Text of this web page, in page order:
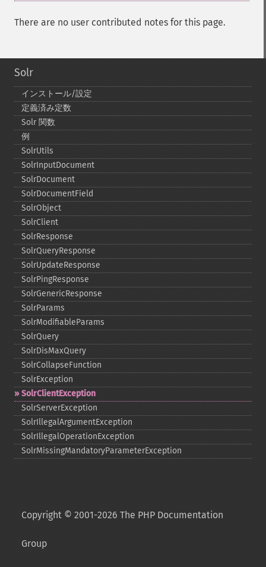
There are no user contributed notes for this page.
Solr
インストール/設定
定義済み定数
Solr 関数
例
SolrUtils
SolrInputDocument
SolrDocument
SolrDocumentField
SolrObject
SolrClient
SolrResponse
SolrQueryResponse
SolrUpdateResponse
SolrPingResponse
SolrGenericResponse
SolrParams
SolrModifiableParams
SolrQuery
SolrDisMaxQuery
SolrCollapseFunction
SolrException
SolrClientException
SolrServerException
SolrIllegalArgumentException
SolrIllegalOperationException
SolrMissingMandatoryParameterException
Copyright © 2001-2026 The PHP Documentation
Group